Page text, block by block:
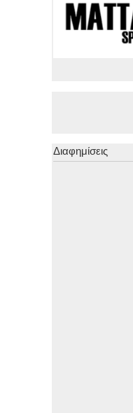
Διαφημίσεις